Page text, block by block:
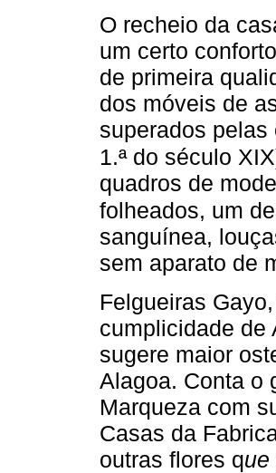
O recheio da
um certo
de primeira
dos móveis de
superados pelas
1.ª do século
quadros de
folheados, um
sanguínea,
sem aparato de
Felgueiras
cumplicidade de
sugere maior
Alagoa. Conta o
Marqueza com
Casas da
outras flores que